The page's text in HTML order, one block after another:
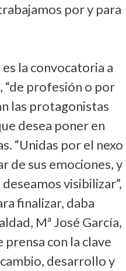
por y para
la convocatoria a
“de profesión o por
las protagonistas
desea poner en
“Unidas por el nexo
de sus emociones, y
visibilizar”,
finalizar, daba
Mª José García,
prensa con la clave
desarrollo y